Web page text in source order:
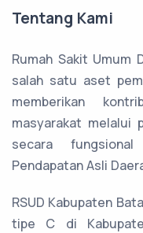
Tentang Kami
Rumah Sakit Umum
salah satu aset
memberikan
masyarakat melalui
secara
Pendapatan Asli
RSUD Kabupaten
tipe C di